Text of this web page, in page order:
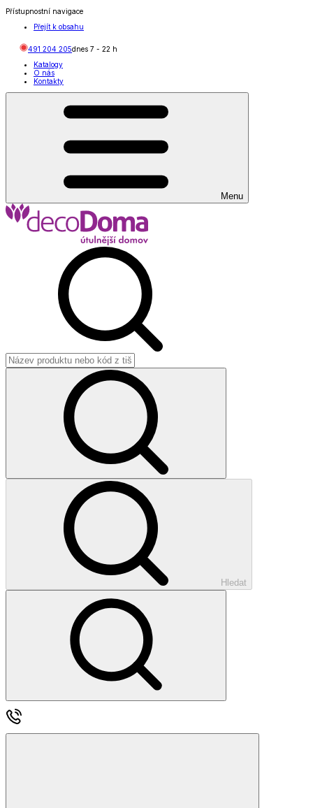
Přístupnostní navigace
Přejít k obsahu
491 204 205dnes 7 - 22 h
Katalogy
O nás
Kontakty
Menu
Hledat